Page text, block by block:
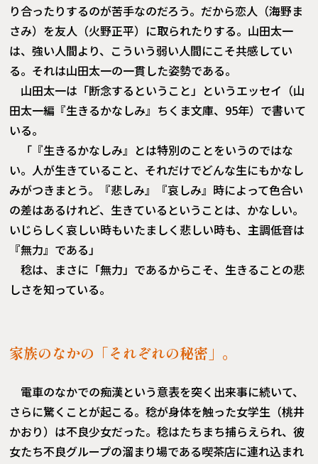
り合ったりするのが苦手なのだろう。だから恋人（海野ま
さみ）を友人（火野正平）に取られたりする。山田太一
は、強い人間より、こういう弱い人間にこそ共感してい
る。それは山田太一の一貫した姿勢である。
山田太一は「断念するということ」というエッセイ（山
田太一編『生きるかなしみ』ちくま文庫、95年）で書いて
いる。
「『生きるかなしみ』とは特別のことをいうのではな
い。人が生きていること、それだけでどんな生にもかなし
みがつきまとう。『悲しみ』『哀しみ』時によって色合い
の差はあるけれど、生きているということは、かなしい。
いじらしく哀しい時もいたましく悲しい時も、主調低音は
『無力』である」
稔は、まさに「無力」であるからこそ、生きることの悲
しさを知っている。
家族のなかの「それぞれの秘密」。
電車のなかでの痴漢という意表を突く出来事に続いて、
さらに驚くことが起こる。稔が身体を触った女学生（桃井
かおり）は不良少女だった。稔はたちまち捕らえられ、彼
女たち不良グループの溜まり場である喫茶店に連れ込まれ